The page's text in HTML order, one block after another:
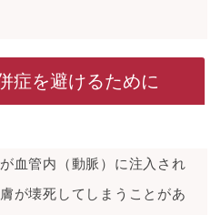
症を避けるために
血管内（動脈）に注入され
が壊死してしまうことがあ